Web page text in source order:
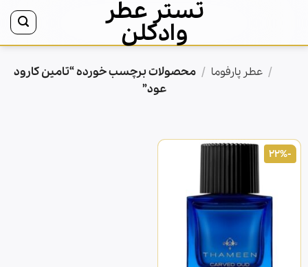
content
تستر عطر
وادکلن
/ عطر پارفوما / محصولات برچسب خورده “تامین کارود
عود”
-22%